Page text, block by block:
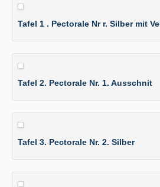
Tafel 1 . Pectorale Nr r. Silber mit
Tafel 2. Pectorale Nr. 1. Ausschnit
Tafel 3. Pectorale Nr. 2. Silber